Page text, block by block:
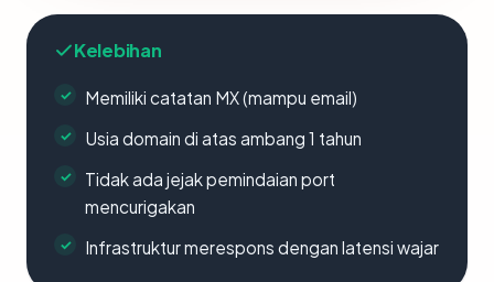
Kelebihan
Memiliki catatan MX (mampu email)
Usia domain di atas ambang 1 tahun
Tidak ada jejak pemindaian port
mencurigakan
Infrastruktur merespons dengan latensi wajar